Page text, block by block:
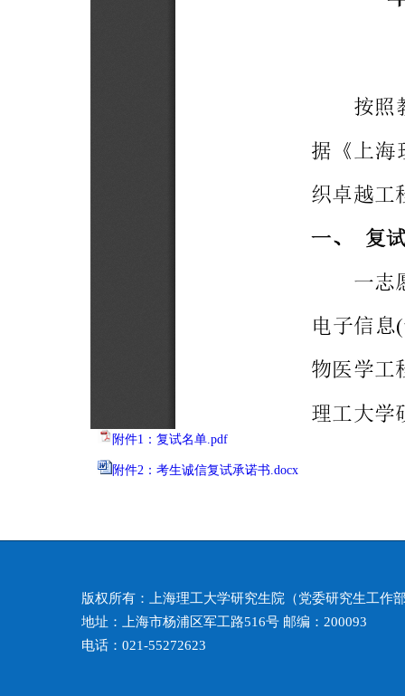
附件1：复试名单.pdf
附件2：考生诚信复试承诺书.docx
版权所有：上海理工大学研究生院（党委研究生工作
地址：上海市杨浦区军工路516号 邮编：200093
电话：021-55272623